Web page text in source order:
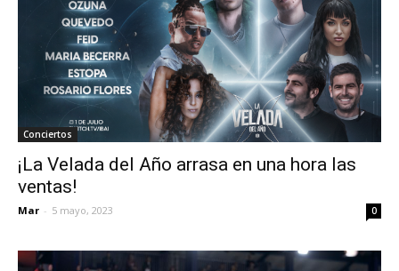
Conciertos
¡La Velada del Año arrasa en una hora las
ventas!
Mar - 5 mayo, 2023 0